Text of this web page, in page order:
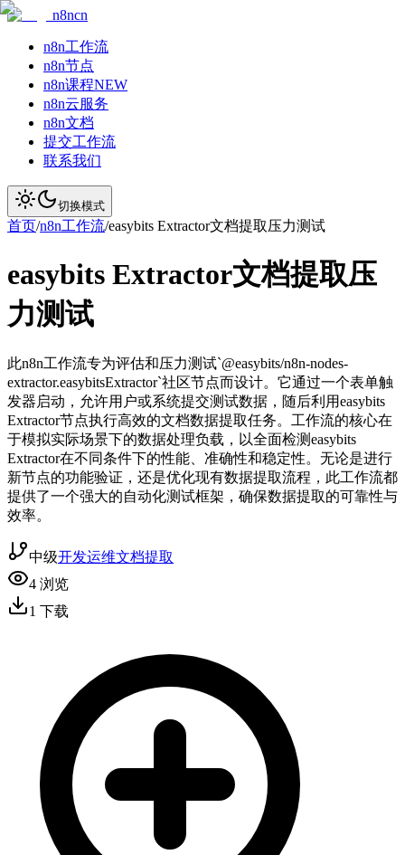
n8ncn
n8n工作流
n8n节点
n8n课程NEW
n8n云服务
n8n文档
提交工作流
联系我们
切换模式
首页/n8n工作流/easybits Extractor文档提取压力测试
easybits Extractor文档提取压
力测试
此n8n工作流专为评估和压力测试`@easybits/n8n-nodes-
extractor.easybitsExtractor`社区节点而设计。它通过一个表单触
发器启动，允许用户或系统提交测试数据，随后利用easybits
Extractor节点执行高效的文档数据提取任务。工作流的核心在
于模拟实际场景下的数据处理负载，以全面检测easybits
Extractor在不同条件下的性能、准确性和稳定性。无论是进行
新节点的功能验证，还是优化现有数据提取流程，此工作流都
提供了一个强大的自动化测试框架，确保数据提取的可靠性与
效率。
中级开发运维文档提取
4 浏览
1 下载